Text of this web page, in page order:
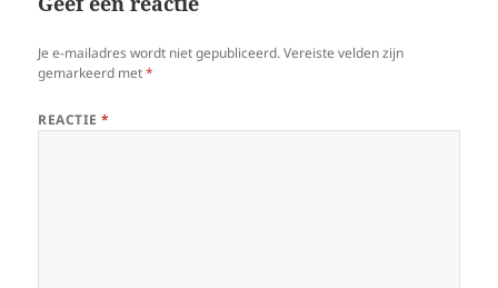
Je e-mailadres wordt niet gepubliceerd. Vereiste velden zijn
gemarkeerd met*
REACTIE*